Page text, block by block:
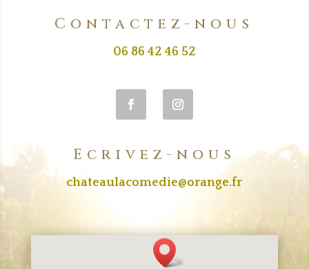
Contactez-nous
06 86 42 46 52
Ecrivez-nous
chateaulacomedie@orange.fr